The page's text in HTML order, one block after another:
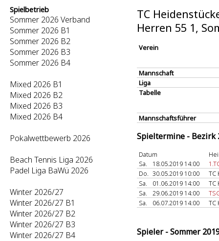
Spielbetrieb
Sommer 2026 Verband
Sommer 2026 B1
Sommer 2026 B2
Sommer 2026 B3
Sommer 2026 B4
Mixed 2026 B1
Mixed 2026 B2
Mixed 2026 B3
Mixed 2026 B4
Pokalwettbewerb 2026
Beach Tennis Liga 2026
Padel Liga BaWü 2026
Winter 2026/27
Winter 2026/27 B1
Winter 2026/27 B2
Winter 2026/27 B3
Winter 2026/27 B4
TC
Herren 55 1,
Verein
Mannschaft
Liga
Tabelle
Mannschaftsführer
Spieltermine - Bezirk
Datum
Sa.
18.05.2019 14:00
Do. 30.05.2019 10:00
TC
Sa.
01.06.2019 14:00
TC
Sa.
29.06.2019 14:00
Sa.
06.07.2019 14:00 TC
Spieler - Sommer